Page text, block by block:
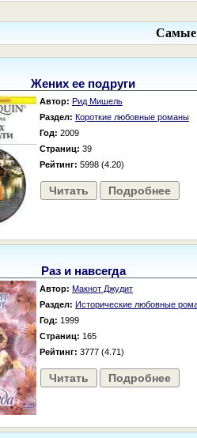
Самые
Жених ее подруги
Автор: Рид Мишель
Раздел: Короткие любовные романы
Год: 2009
Страниц: 39
Рейтинг: 5998 (4.20)
Читать Подробнее
Раз и навсегда
Автор: Макнот Джудит
Раздел: Исторические любовные
Год: 1999
Страниц: 165
Рейтинг: 3777 (4.71)
Читать Подробнее